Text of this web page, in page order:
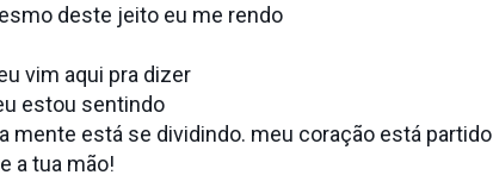
deste jeito eu me rendo
vim aqui pra dizer
estou sentindo
mente está se dividindo. meu coração está partido
a tua mão!